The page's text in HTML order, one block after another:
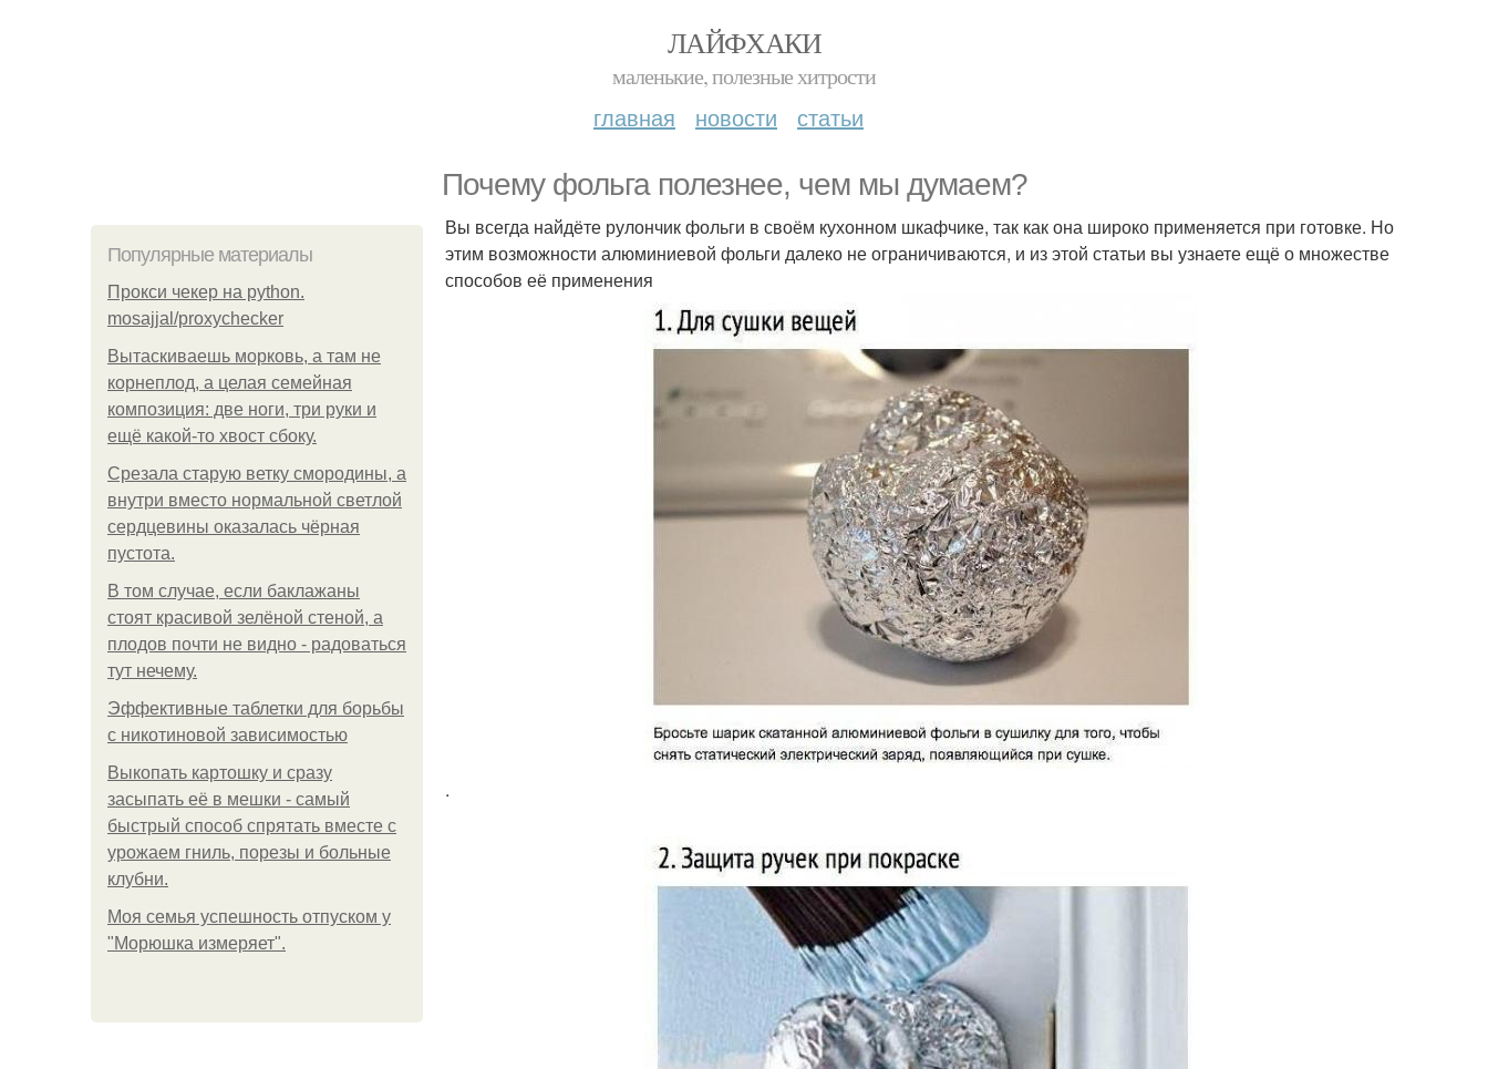
ЛАЙФХАКИ
маленькие, полезные хитрости
главная новости статьи
Почему фольга полезнее, чем мы думаем?
Популярные материалы
Прокси чекер на python.
mosajjal/proxychecker
Вытаскиваешь морковь, а там не
корнеплод, а целая семейная
композиция: две ноги, три руки и
ещё какой-то хвост сбоку.
Срезала старую ветку смородины, а
внутри вместо нормальной светлой
сердцевины оказалась чёрная
пустота.
В том случае, если баклажаны
стоят красивой зелёной стеной, а
плодов почти не видно - радоваться
тут нечему.
Эффективные таблетки для борьбы
с никотиновой зависимостью
Выкопать картошку и сразу
засыпать её в мешки - самый
быстрый способ спрятать вместе с
урожаем гниль, порезы и больные
клубни.
Моя семья успешность отпуском у
"Морюшка измеряет".
Вы всегда найдёте рулончик фольги в своём кухонном шкафчике, так как она широко применяется при готовке. Но
этим возможности алюминиевой фольги далеко не ограничиваются, и из этой статьи вы узнаете ещё о множестве
способов её применения
.